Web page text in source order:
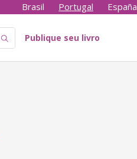
Brasil Portugal España
Publique seu livro